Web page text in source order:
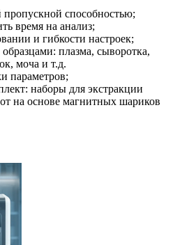
способностью;
время на анализ;
и гибкости настроек;
плазма, сыворотка,
моча и т.д.
параметров;
наборы для экстракции
на основе магнитных шариков